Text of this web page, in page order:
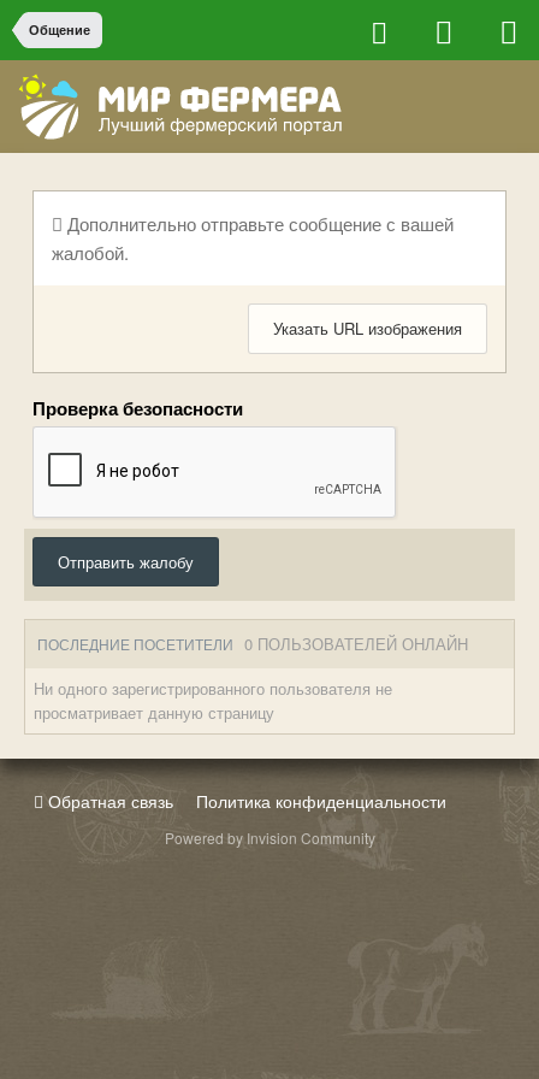
Общение
Дополнительно отправьте сообщение с вашей
жалобой.
Указать URL изображения
Проверка безопасности
Отправить жалобу
ПОСЛЕДНИЕ ПОСЕТИТЕЛИ 0 ПОЛЬЗОВАТЕЛЕЙ ОНЛАЙН
Ни одного зарегистрированного пользователя не
просматривает данную страницу
Обратная связь Политика конфиденциальности
Powered by Invision Community